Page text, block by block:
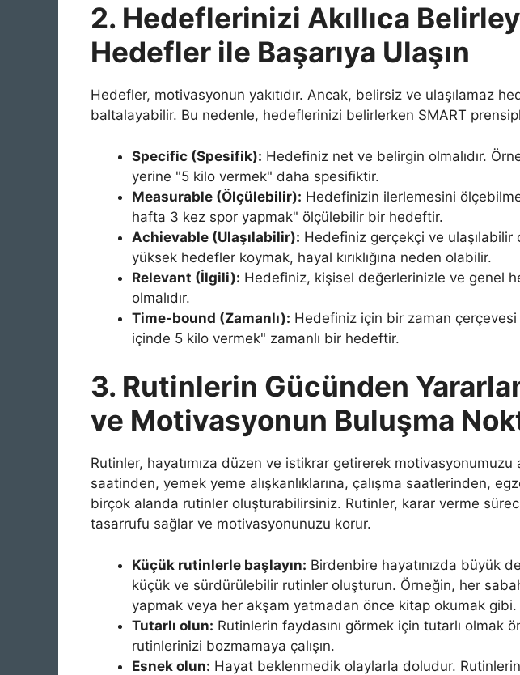
2. Hedeflerinizi Akıllıca
Hedefler ile Başarıya Ulaşın
Hedefler, motivasyonun yakıtıdır. Ancak, belirsiz ve ulaşılamaz
baltalayabilir. Bu nedenle, hedeflerinizi belirlerken SMART
Specific (Spesifik): Hedefiniz net ve belirgin olmalıdır.
yerine "5 kilo vermek" daha spesifiktir.
Measurable (Ölçülebilir): Hedefinizin ilerlemesini
hafta 3 kez spor yapmak" ölçülebilir bir hedeftir.
Achievable (Ulaşılabilir): Hedefiniz gerçekçi ve ulaşılabilir
yüksek hedefler koymak, hayal kırıklığına neden olabilir.
Relevant (İlgili): Hedefiniz, kişisel değerlerinizle ve genel
olmalıdır.
Time-bound (Zamanlı): Hedefiniz için bir zaman
içinde 5 kilo vermek" zamanlı bir hedeftir.
3. Rutinlerin Gücünden
ve Motivasyonun Buluşma
Rutinler, hayatımıza düzen ve istikrar getirerek motivasyonumuzu
saatinden, yemek yeme alışkanlıklarına, çalışma saatlerinden,
birçok alanda rutinler oluşturabilirsiniz. Rutinler, karar verme
tasarrufu sağlar ve motivasyonunuzu korur.
Küçük rutinlerle başlayın: Birdenbire hayatınızda büyük
küçük ve sürdürülebilir rutinler oluşturun. Örneğin, her
yapmak veya her akşam yatmadan önce kitap okumak gibi.
Tutarlı olun: Rutinlerin faydasını görmek için tutarlı olmak
rutinlerinizi bozmamaya çalışın.
Esnek olun: Hayat beklenmedik olaylarla doludur.